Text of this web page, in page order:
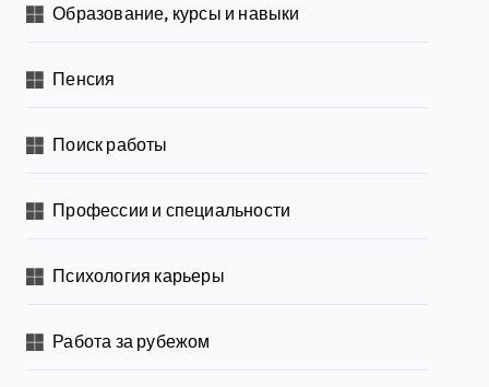
Образование, курсы и навыки
Пенсия
Поиск работы
Профессии и специальности
Психология карьеры
Работа за рубежом